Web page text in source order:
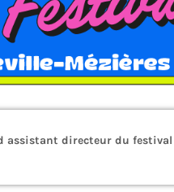
assistant directeur du festival